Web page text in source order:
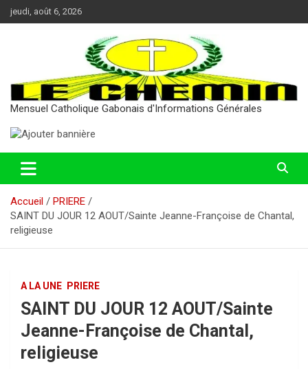
Aller
au
jeudi, août 6, 2026
Mensuel Catholique Gabonais d'Informations Générales
Accueil
PRIERE
SAINT DU JOUR 12 AOUT/Sainte Jeanne-Françoise de Chantal,
religieuse
A LA UNE PRIERE
SAINT DU JOUR 12 AOUT/Sainte
Jeanne-Françoise de Chantal,
religieuse